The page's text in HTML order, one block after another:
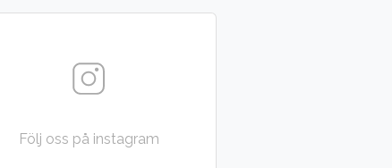
Följ oss på instagram